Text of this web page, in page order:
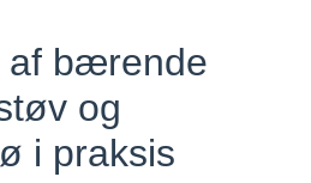
af bærende
og
i praksis